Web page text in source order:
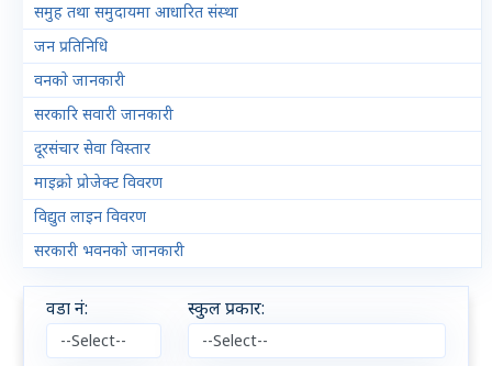
समुह तथा समुदायमा आधारित संस्था
जन प्रतिनिधि
वनकाे जानकारी
सरकारि सवारी जानकारी
दूरसंचार सेवा विस्तार
माइक्रो प्रोजेक्ट विवरण
विद्युत लाइन विवरण
सरकारी भवनको जानकारी
वडा नं: स्कुल प्रकार:​